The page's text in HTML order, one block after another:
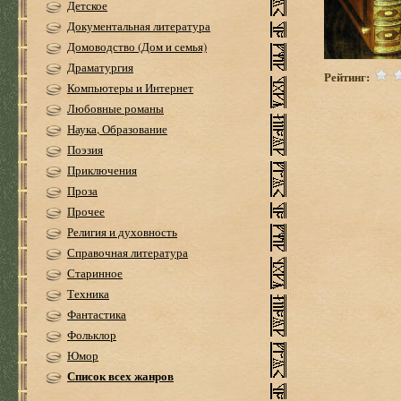
Детское
Документальная литература
Домоводство (Дом и семья)
Драматургия
Компьютеры и Интернет
Любовные романы
Наука, Образование
Поэзия
Приключения
Проза
Прочее
Религия и духовность
Справочная литература
Старинное
Техника
Фантастика
Фольклор
Юмор
Список всех жанров
Рейтинг: